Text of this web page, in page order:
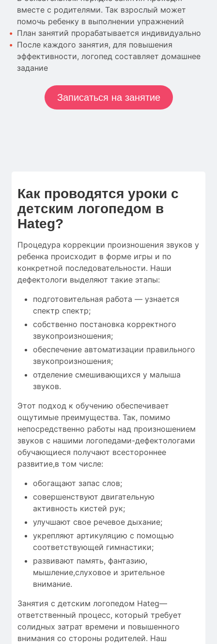
вместе с родителями. Так взрослый может
помочь ребенку в выполнении упражнений
План занятий прорабатывается индивидуально
После каждого занятия, для повышения
эффективности, логопед составляет домашнее
задание
Записаться на занятие
Как проводятся уроки с
детским логопедом в
Hateg?
Процедура коррекции произношения звуков у
ребенка происходит в форме игры и по
конкретной последовательности. Наши
дефектологи выделяют такие этапы:
подготовительная работа — узнается
спектр спектр;
собственно постановка корректного
звукопроизношения;
обеспечение автоматизации правильного
звукопроизношения;
отделение смешивающихся у малыша
звуков.
Этот подход к обучению обеспечивает
ощутимые преимущества. Так, помимо
непосредственно работы над произношением
звуков с нашими логопедами-дефектологами
обучающиеся получают всестороннее
развитие,в том числе:
обогащают запас слов;
совершенствуют двигательную
активность кистей рук;
улучшают свое речевое дыхание;
укрепляют артикуляцию с помощью
соответствующей гимнастики;
развивают память, фантазию,
мышление,слуховое и зрительное
внимание.
Занятия с детским логопедом Hateg—
ответственный процесс, который требует
солидных затрат времени и повышенного
внимания со стороны родителей. Наш